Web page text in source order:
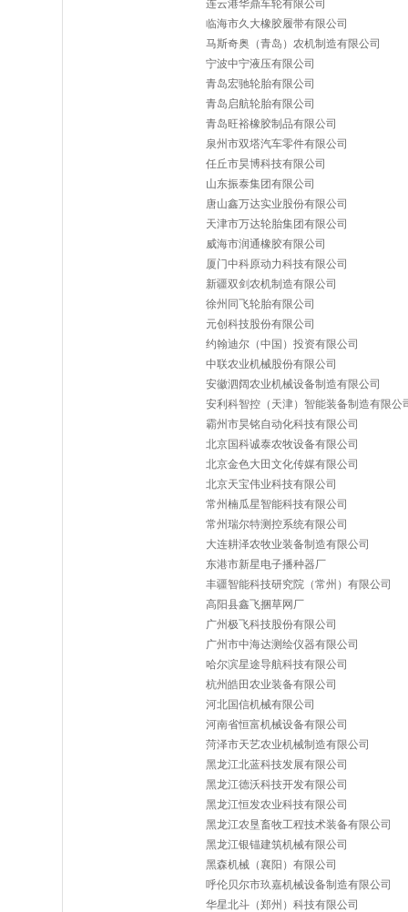
连云港华鼎车轮有限公司
临海市久大橡胶履带有限公司
马斯奇奥（青岛）农机制造有限公司
宁波中宁液压有限公司
青岛宏驰轮胎有限公司
青岛启航轮胎有限公司
青岛旺裕橡胶制品有限公司
泉州市双塔汽车零件有限公司
任丘市昊博科技有限公司
山东振泰集团有限公司
唐山鑫万达实业股份有限公司
天津市万达轮胎集团有限公司
威海市润通橡胶有限公司
厦门中科原动力科技有限公司
新疆双剑农机制造有限公司
徐州同飞轮胎有限公司
元创科技股份有限公司
约翰迪尔（中国）投资有限公司
中联农业机械股份有限公司
安徽泗阔农业机械设备制造有限公司
安利科智控（天津）智能装备制造有限公
霸州市昊铭自动化科技有限公司
北京国科诚泰农牧设备有限公司
北京金色大田文化传媒有限公司
北京天宝伟业科技有限公司
常州楠瓜星智能科技有限公司
常州瑞尔特测控系统有限公司
大连耕泽农牧业装备制造有限公司
东港市新星电子播种器厂
丰疆智能科技研究院（常州）有限公司
高阳县鑫飞捆草网厂
广州极飞科技股份有限公司
广州市中海达测绘仪器有限公司
哈尔滨星途导航科技有限公司
杭州皓田农业装备有限公司
河北国信机械有限公司
河南省恒富机械设备有限公司
菏泽市天艺农业机械制造有限公司
黑龙江北蓝科技发展有限公司
黑龙江德沃科技开发有限公司
黑龙江恒发农业科技有限公司
黑龙江农垦畜牧工程技术装备有限公司
黑龙江银锚建筑机械有限公司
黑森机械（襄阳）有限公司
呼伦贝尔市玖嘉机械设备制造有限公司
华星北斗（郑州）科技有限公司